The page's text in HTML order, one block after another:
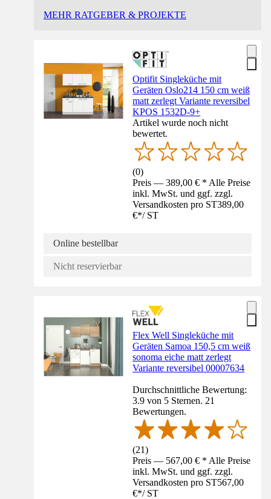
MEHR RATGEBER & PROJEKTE
Optifit Singleküche mit
Geräten Oslo214 150 cm weiß
matt zerlegt Variante reversibel
KPOS 1532D-9+
Artikel wurde noch nicht
bewertet.
(0)
Preis — 389,00 € * Alle Preise
inkl. MwSt. und ggf. zzgl.
Versandkosten pro ST389,00
€*/ ST
Online bestellbar
Nicht reservierbar
Flex Well Singleküche mit
Geräten Samoa 150,5 cm weiß
sonoma eiche matt zerlegt
Variante reversibel 00007634
Durchschnittliche Bewertung:
3.9 von 5 Sternen. 21
Bewertungen.
(21)
Preis — 567,00 € * Alle Preise
inkl. MwSt. und ggf. zzgl.
Versandkosten pro ST567,00
€*/ ST